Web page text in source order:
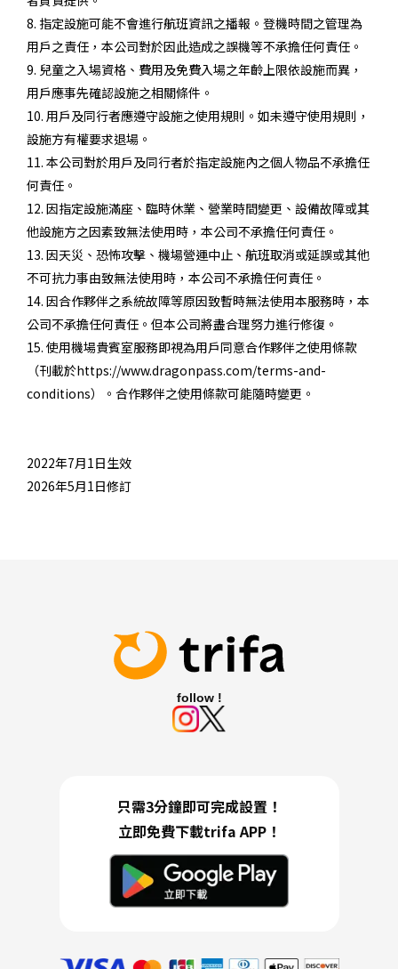
8. 指定設施可能不會進行航班資訊之播報。登機時間之管理為
用戶之責任，本公司對於因此造成之誤機等不承擔任何責任。
9. 兒童之入場資格、費用及免費入場之年齡上限依設施而異，
用戶應事先確認設施之相關條件。
10. 用戶及同行者應遵守設施之使用規則。如未遵守使用規則，
設施方有權要求退場。
11. 本公司對於用戶及同行者於指定設施內之個人物品不承擔任
何責任。
12. 因指定設施滿座、臨時休業、營業時間變更、設備故障或其
他設施方之因素致無法使用時，本公司不承擔任何責任。
13. 因天災、恐怖攻擊、機場營運中止、航班取消或延誤或其他
不可抗力事由致無法使用時，本公司不承擔任何責任。
14. 因合作夥伴之系統故障等原因致暫時無法使用本服務時，本
公司不承擔任何責任。但本公司將盡合理努力進行修復。
15. 使用機場貴賓室服務即視為用戶同意合作夥伴之使用條款
（刊載於https://www.dragonpass.com/terms-and-
conditions）。合作夥伴之使用條款可能隨時變更。
2022年7月1日生效
2026年5月1日修訂
follow !
只需3分鐘即可完成設置！
立即免費下載trifa APP！